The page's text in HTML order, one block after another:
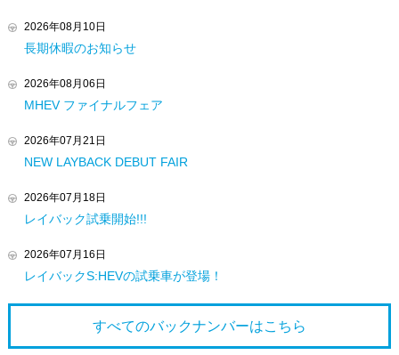
2026年08月10日
長期休暇のお知らせ
2026年08月06日
MHEV ファイナルフェア
2026年07月21日
NEW LAYBACK DEBUT FAIR
2026年07月18日
レイバック試乗開始!!!
2026年07月16日
レイバックS:HEVの試乗車が登場！
すべてのバックナンバーはこちら